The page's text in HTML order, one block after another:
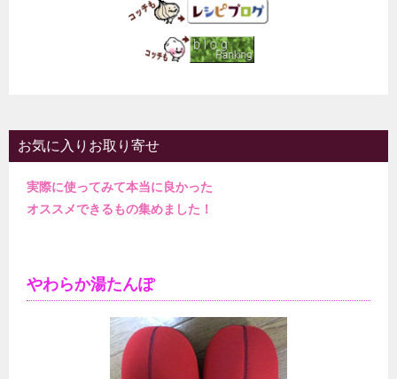
お気に入りお取り寄せ
実際に使ってみて本当に良かった
オススメできるもの集めました！
やわらか湯たんぽ